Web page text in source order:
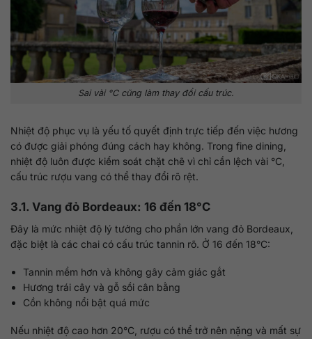
Sai vài °C cũng làm thay đổi cấu trúc.
Nhiệt độ phục vụ là yếu tố quyết định trực tiếp đến việc hương
có được giải phóng đúng cách hay không. Trong fine dining,
nhiệt độ luôn được kiểm soát chặt chẽ vì chỉ cần lệch vài °C,
cấu trúc rượu vang có thể thay đổi rõ rệt.
3.1. Vang đỏ Bordeaux: 16 đến 18°C
Đây là mức nhiệt độ lý tưởng cho phần lớn vang đỏ Bordeaux,
đặc biệt là các chai có cấu trúc tannin rõ. Ở 16 đến 18°C:
Tannin mềm hơn và không gây cảm giác gắt
Hương trái cây và gỗ sồi cân bằng
Cồn không nổi bật quá mức
Nếu nhiệt độ cao hơn 20°C, rượu có thể trở nên nặng và mất sự